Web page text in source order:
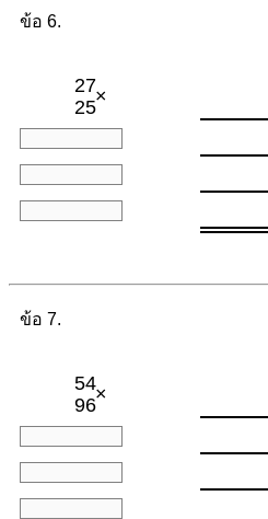
ข้อ 6.
27
×
25
ข้อ 7.
54
×
96